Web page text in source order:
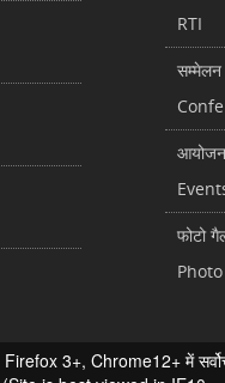
RTI
सम्मेलन
आयोजन
फोटो
Firefox 3+, Chrome12+ में